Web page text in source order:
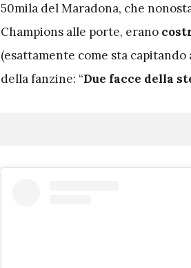
50mila del Maradona, che
Champions alle porte, erano
(esattamente come sta
della fanzine: “Due facce della